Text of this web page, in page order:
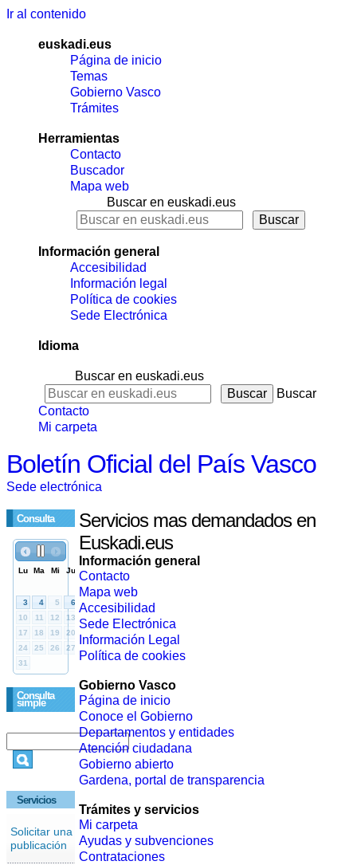
Ir al contenido
euskadi.eus
Página de inicio
Temas
Gobierno Vasco
Trámites
Herramientas
Contacto
Buscador
Mapa web
Buscar en euskadi.eus
Información general
Accesibilidad
Información legal
Política de cookies
Sede Electrónica
Idioma
Buscar en euskadi.eus
Buscar
Contacto
Mi carpeta
Boletín Oficial del País Vasco
Sede electrónica
Consulta
Consulta
simple
Servicios
Solicitar una
publicación
Servicios mas demandados en
Euskadi.eus
Información general
Contacto
Mapa web
Accesibilidad
Sede Electrónica
Información Legal
Política de cookies
Gobierno Vasco
Página de inicio
Conoce el Gobierno
Departamentos y entidades
Atención ciudadana
Gobierno abierto
Gardena, portal de transparencia
Trámites y servicios
Mi carpeta
Ayudas y subvenciones
Contrataciones